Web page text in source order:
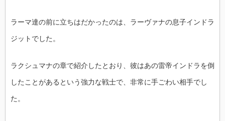
ラーマ達の前に立ちはだかったのは、ラーヴァナの息子インドラ
ジットでした。
ラクシュマナの章で紹介したとおり、彼はあの雷帝インドラを倒
したことがあるという強力な戦士で、非常に手ごわい相手でし
た。